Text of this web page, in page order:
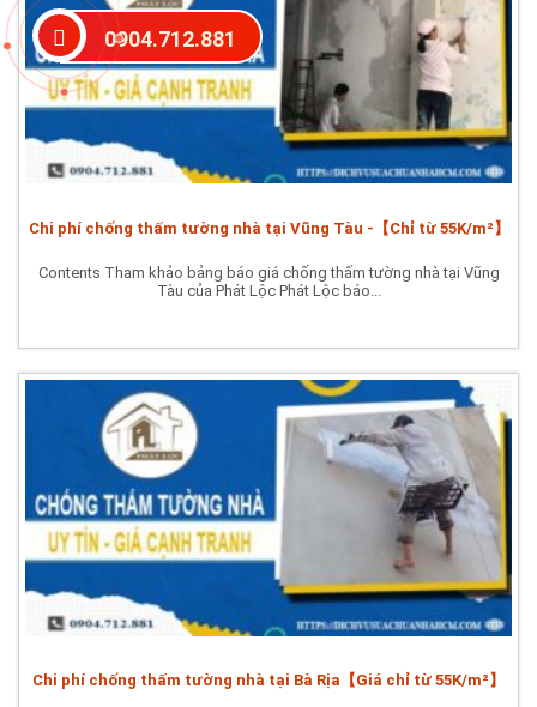
Chi phí chống thấm tường nhà tại Vũng Tàu -【Chỉ từ 55K/m²】
Contents Tham khảo bảng báo giá chống thấm tường nhà tại Vũng
Tàu của Phát Lộc Phát Lộc báo...
Chi phí chống thấm tường nhà tại Bà Rịa【Giá chỉ từ 55K/m²】
0904.712.881